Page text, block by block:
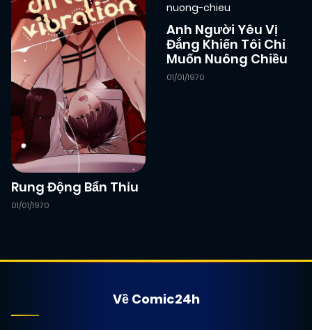
Rung Động Bẩn Thỉu
01/01/1970
Anh Người Yêu Vị
Đắng Khiến Tôi Chỉ
Muốn Nuông Chiều
01/01/1970
Về Comic24h